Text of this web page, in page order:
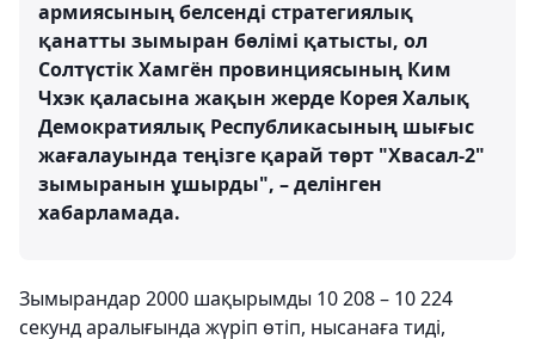
армиясының белсенді стратегиялық
қанатты зымыран бөлімі қатысты, ол
Солтүстік Хамгён провинциясының Ким
Чхэк қаласына жақын жерде Корея Халық
Демократиялық Республикасының шығыс
жағалауында теңізге қарай төрт "Хвасал-2"
зымыранын ұшырды", – делінген
хабарламада.
Зымырандар 2000 шақырымды 10 208 – 10 224
секунд аралығында жүріп өтіп, нысанаға тиді,